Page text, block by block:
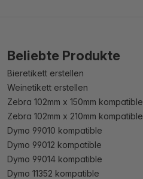
Beliebte Produkte
Bieretikett erstellen
Weinetikett erstellen
Zebra 102mm x 150mm kompatible
Zebra 102mm x 210mm kompatible
Dymo 99010 kompatible
Dymo 99012 kompatible
Dymo 99014 kompatible
Dymo 11352 kompatible